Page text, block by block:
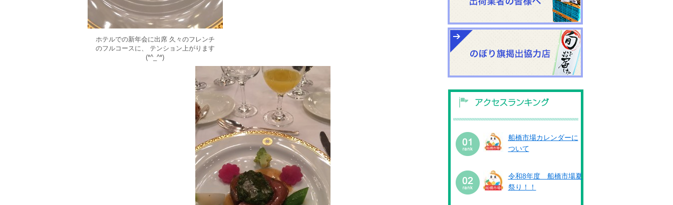
ホテルでの新年会に出席 久々のフレンチ
のフルコースに、 テンション上がります
(*^_^*)
船橋市場カレンダーに
ついて
令和8年度 船橋市場夏
祭り！！